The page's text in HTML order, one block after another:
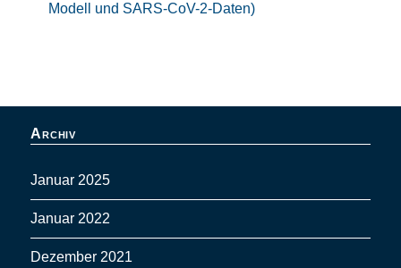
Modell und SARS-CoV-2-Daten)
Archiv
Januar 2025
Januar 2022
Dezember 2021